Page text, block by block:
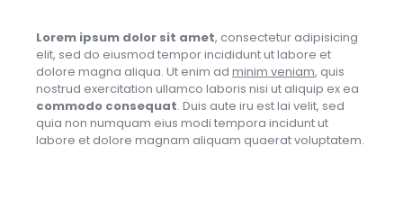
Lorem ipsum dolor sit amet, consectetur adipisicing
elit, sed do eiusmod tempor incididunt ut labore et
dolore magna aliqua. Ut enim ad minim veniam, quis
nostrud exercitation ullamco laboris nisi ut aliquip ex ea
commodo consequat. Duis aute iru est lai velit, sed
quia non numquam eius modi tempora incidunt ut
labore et dolore magnam aliquam quaerat voluptatem.